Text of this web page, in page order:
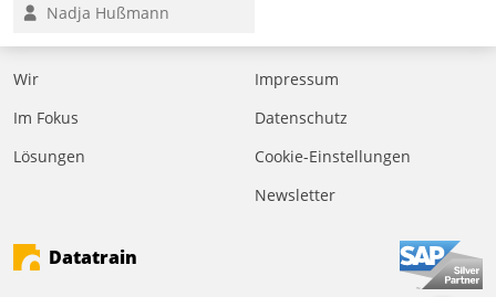
digitalen Cockpit, das
situationsbezogen
passende Fragen und
Eine intuitive
Dialogführung ermöglicht
effizienter zu bearbeiten.
Nadja Hußmann
Wir
Im Fokus
Lösungen
Impressum
Datenschutz
Cookie-Einstellungen
Newsletter
Datatrain